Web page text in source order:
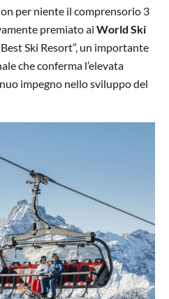
per niente il comprensorio 3
premiato ai World Ski
Best Ski Resort”, un importante
che conferma l’elevata
impegno nello sviluppo del